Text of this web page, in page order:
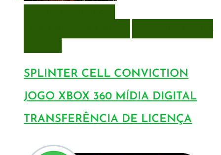
SPLINTER CELL CONVICTION
JOGO XBOX 360 MÍDIA DIGITAL
TRANSFERÊNCIA DE LICENÇA